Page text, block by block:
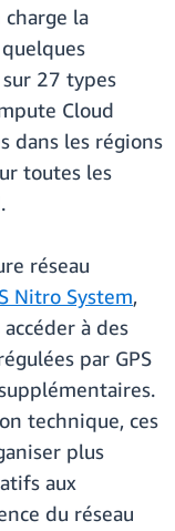
la
27 types
Cloud
dans les régions
toutes les
réseau
Nitro System,
à des
par GPS
technique, ces
plus
aux
du réseau